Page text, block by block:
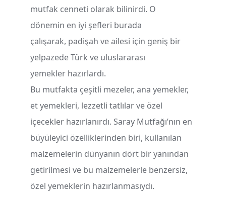
mutfak cenneti olarak bilinirdi. O
dönemin en iyi şefleri burada
çalışarak, padişah ve ailesi için geniş bir
yelpazede Türk ve uluslararası
yemekler hazırlardı.
Bu mutfakta çeşitli mezeler, ana yemekler,
et yemekleri, lezzetli tatlılar ve özel
içecekler hazırlanırdı. Saray Mutfağı’nın en
büyüleyici özelliklerinden biri, kullanılan
malzemelerin dünyanın dört bir yanından
getirilmesi ve bu malzemelerle benzersiz,
özel yemeklerin hazırlanmasıydı.